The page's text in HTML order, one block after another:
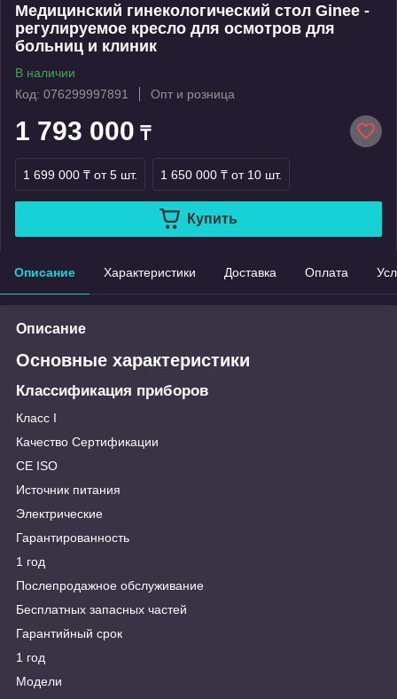
Медицинский гинекологический стол Ginee -
регулируемое кресло для осмотров для
больниц и клиник
В наличии
Код: 076299997891
Опт и розница
1 793 000 ₸
1 699 000 ₸ от 5 шт. 1 650 000 ₸ от 10 шт.
Купить
Описание Характеристики Доставка Оплата
Описание
Основные характеристики
Классификация приборов
Класс I
Качество Сертификации
CE ISO
Источник питания
Электрические
Гарантированность
1 год
Послепродажное обслуживание
Бесплатных запасных частей
Гарантийный срок
1 год
Модели